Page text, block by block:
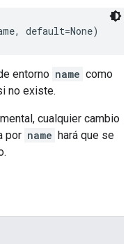
default=None)
entorno name como
no existe.
cualquier cambio
por name hará que se